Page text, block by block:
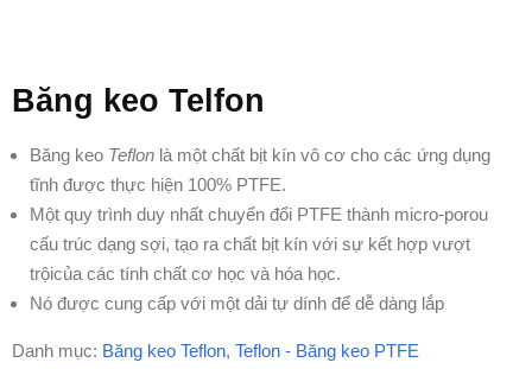
Băng keo Telfon
Băng keo Teflon là một chất bịt kín vô cơ cho các ứng dụng
tĩnh được thực hiện 100% PTFE.
Một quy trình duy nhất chuyển đổi PTFE thành micro-porou
cấu trúc dạng sợi, tạo ra chất bịt kín với sự kết hợp vượt
trộicủa các tính chất cơ học và hóa học.
Nó được cung cấp với một dải tự dính để dễ dàng lắp
Danh mục: Băng keo Teflon, Teflon - Băng keo PTFE